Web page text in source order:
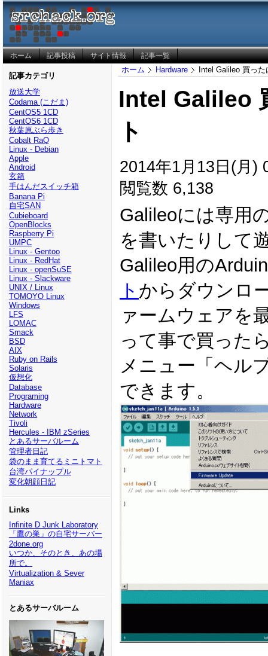
ホーム 記事投稿 サイト情報 記事一覧
記事カテゴリ
放送大学
Codama (こだま)
CentOS5 1CD
CentOS6 1CD
秋葉原ぶら歩き
Cobalt RaQ
Linux - Debian
Apple
Android
玄箱
手はんだスイッチ箱
Banana Pi
自宅SAN
Cubieboard
OpenBlocks
Raspberry Pi
UMPC
Linux - Gentoo
Linux - RedHat
Linux - openSuSE
Linux - Slackware
UNIX / Linux
TOMOYO Linux
Windows
LFS
LOMAC
Smack
BSD
AIX
Ruby on Rails
Solaris
仮想化
Database
Programing
Hardware
Network
Tivoli
Hercules - IBM zSeries
とあるサーバルーム
管理者日記
袋のまま育てるミニトマト
台湾パイナップル
変化朝顔日記
Links
Infinite D Junk Laboratory
「鷹の巣」の自宅サーバー
2done.org
いつか、そのとき、あの場
所で。
Virtualization & Sever
Maniax
とあるサーバルーム
ホーム Hardware Intel Galileo 買っ
Intel Galileo
ト
2014年1月13日(月)
閲覧数 6,138
Galileoには専用
を書いたりして
Galileo用の
ト からダウンロ
ァームウェアを
って事で買った
メニュー「ヘル
できます。